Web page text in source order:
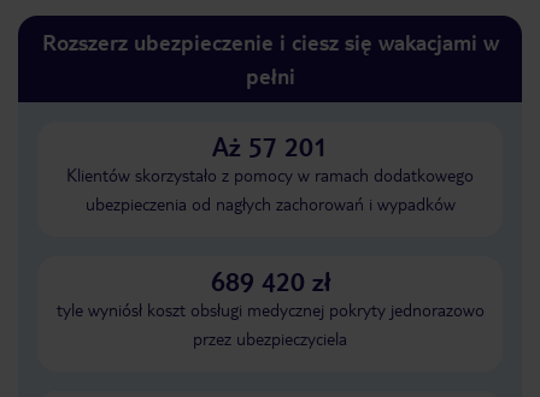
Rozszerz ubezpieczenie i ciesz się wakacjami w
pełni
Aż 57 201
Klientów skorzystało z pomocy w ramach dodatkowego
ubezpieczenia od nagłych zachorowań i wypadków
689 420 zł
tyle wyniósł koszt obsługi medycznej pokryty jednorazowo
przez ubezpieczyciela